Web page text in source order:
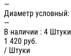
—
Диаметр условный:
—
В наличии : 4 Штуки
1 420 руб.
/ Штуки